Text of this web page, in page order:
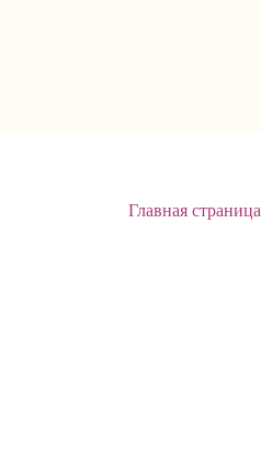
Главная страница